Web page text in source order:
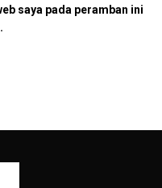
saya pada peramban ini